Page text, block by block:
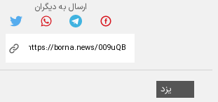
ارسال به دیگران
یزد